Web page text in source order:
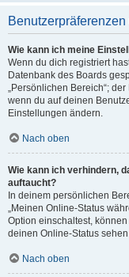
Wie kann ich meine
Wenn du dich registriert
Datenbank des Boards
„Persönlichen Bereich“;
wenn du auf deinen
Einstellungen ändern.
Nach oben
Wie kann ich verhindern,
auftaucht?
In deinem persönlichen
„Meinen Online-Status
Option einschaltest,
deinen Online-Status
Nach oben